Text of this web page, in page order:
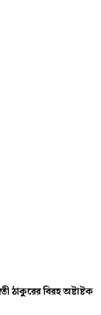
ঠাকুরের বিরহ অষ্টাষ্টক